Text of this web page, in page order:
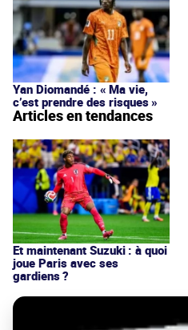
Yan Diomandé : « Ma vie,
c’est prendre des risques »
Articles en tendances
Et maintenant Suzuki : à quoi
joue Paris avec ses
gardiens ?